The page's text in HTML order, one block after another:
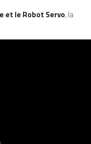
et le Robot Servo, la